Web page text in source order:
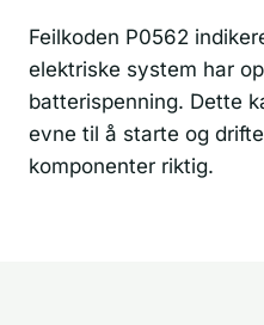
Feilkoden P0562
elektriske system har
batterispenning. Dette
evne til å starte og
komponenter riktig.